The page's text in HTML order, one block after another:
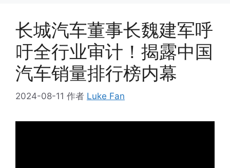
长城汽车董事长魏建军呼
吁全行业审计！揭露中国
汽车销量排行榜内幕
2024-08-11 作者 Luke Fan